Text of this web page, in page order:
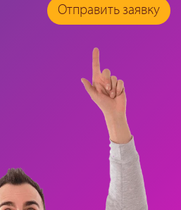
Отправить заявку